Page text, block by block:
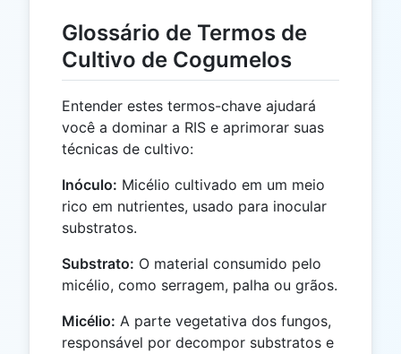
Glossário de Termos de
Cultivo de Cogumelos
Entender estes termos-chave ajudará
você a dominar a RIS e aprimorar suas
técnicas de cultivo:
Inóculo: Micélio cultivado em um meio
rico em nutrientes, usado para inocular
substratos.
Substrato: O material consumido pelo
micélio, como serragem, palha ou grãos.
Micélio: A parte vegetativa dos fungos,
responsável por decompor substratos e